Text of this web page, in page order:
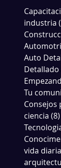
industria
Auto
Tu
Consejos
ciencia (8)
vida diaria